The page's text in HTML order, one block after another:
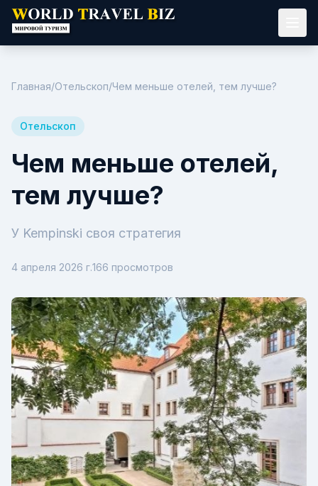
Главная/Отельскоп/Чем меньше отелей, тем лучше?
Отельскоп
Чем меньше отелей,
тем лучше?
У Kempinski своя стратегия
4 апреля 2026 г.166 просмотров